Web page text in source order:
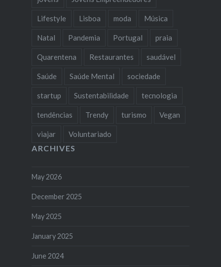
Lifestyle Lisboa moda Música
Natal Pandemia Portugal praia
Quarentena Restaurantes saudável
Saúde Saúde Mental sociedade
startup Sustentabilidade tecnologia
tendências Trendy turismo Vegan
viajar Voluntariado
ARCHIVES
May 2026
December 2025
May 2025
January 2025
June 2024